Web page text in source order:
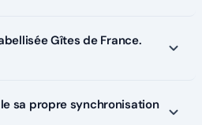
Gîtes de France.
sa propre synchronisation